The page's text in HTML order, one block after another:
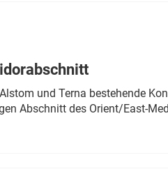
und Terna bestehende
Abschnitt des Orient/East-